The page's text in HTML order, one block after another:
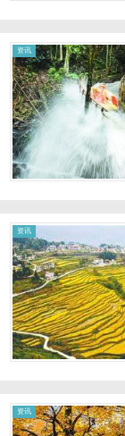
资讯
资讯
资讯